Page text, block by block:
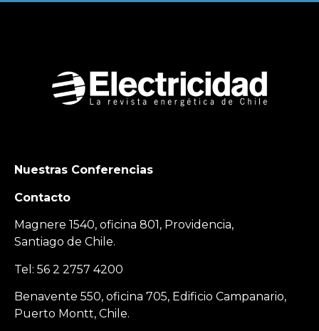
Nuestras Conferencias
Contacto
Magnere 1540, oficina 801, Providencia,
Santiago de Chile.
Tel: 56 2 2757 4200
Benavente 550, oficina 705, Edificio Campanario,
Puerto Montt, Chile.